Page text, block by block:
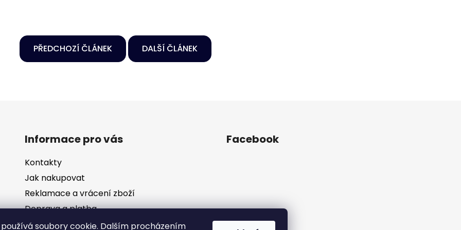
soubory cookie. Dalším procházením
PŘEDCHOZÍ ČLÁNEK DALŠÍ ČLÁNEK
Informace pro vás
Kontakty
Jak nakupovat
Reklamace a vrácení zboží
Doprava a platba
Obchodní podmínky
Facebook